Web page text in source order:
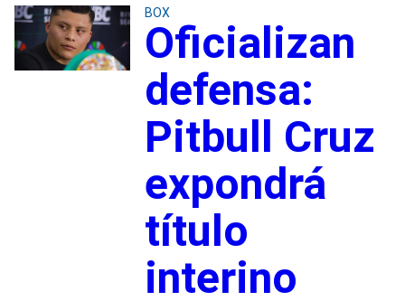
BOX
Oficializan
defensa:
Pitbull Cruz
expondrá
título
interino